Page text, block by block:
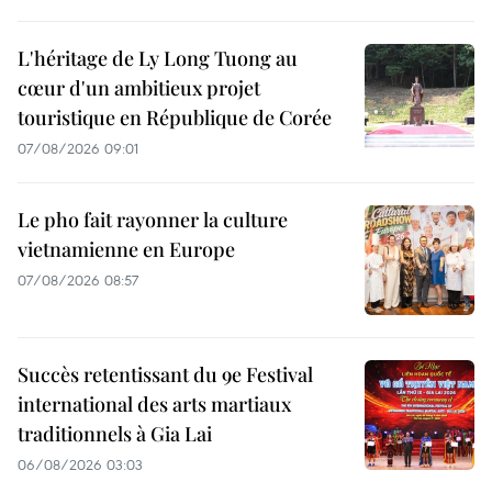
L'héritage de Ly Long Tuong au
cœur d'un ambitieux projet
touristique en République de Corée
07/08/2026 09:01
Le pho fait rayonner la culture
vietnamienne en Europe
07/08/2026 08:57
Succès retentissant du 9e Festival
international des arts martiaux
traditionnels à Gia Lai
06/08/2026 03:03